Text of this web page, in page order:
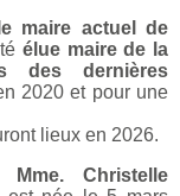
maire actuel de
élue maire de la
des dernières
2020 et pour une
lieux en 2026.
Mme. Christelle